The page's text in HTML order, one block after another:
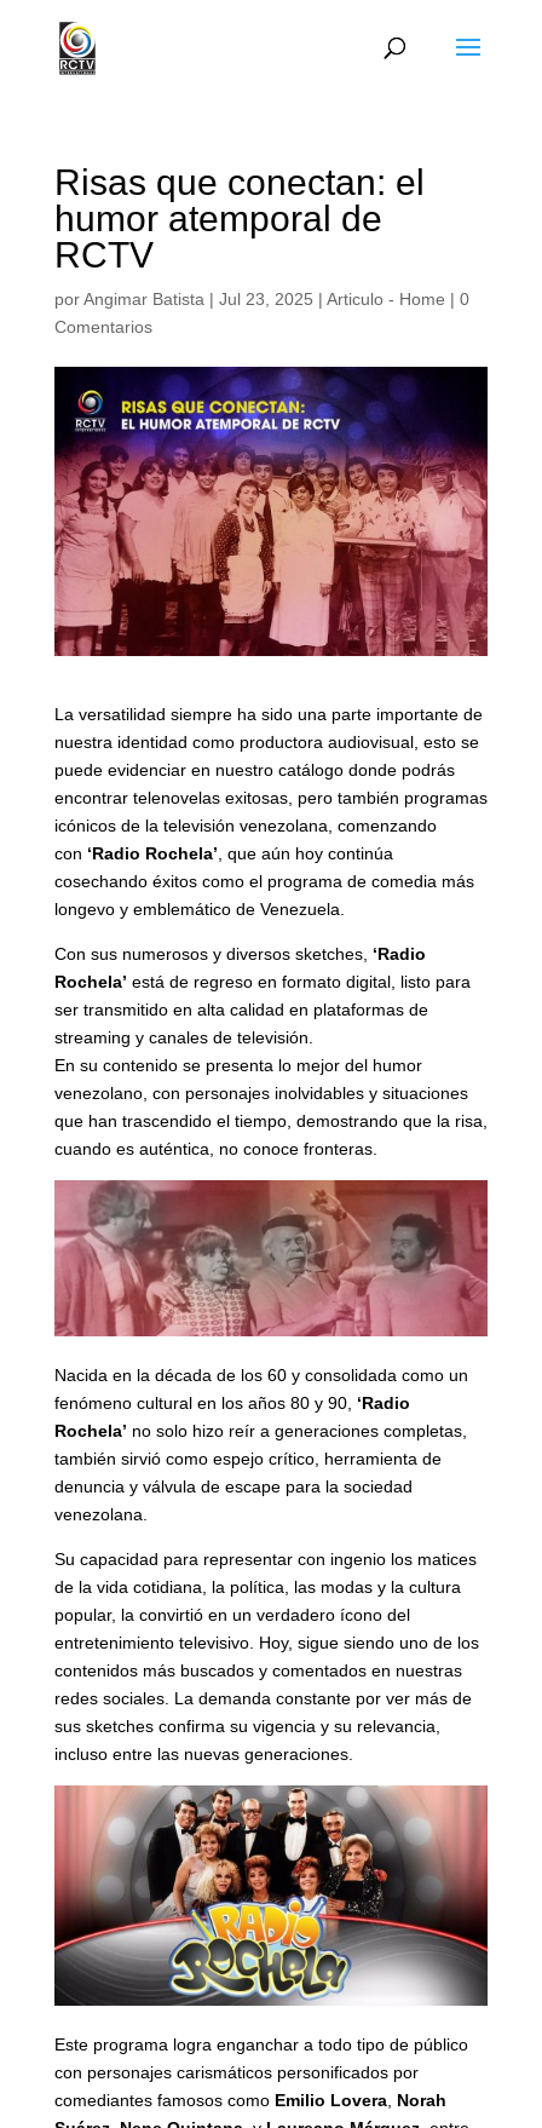
Risas que conectan: el
humor atemporal de
RCTV
porAngimar Batista | Jul 23, 2025 | Articulo - Home | 0
Comentarios
La versatilidad siempre ha sido una parte importante de
nuestra identidad como productora audiovisual, esto se
puede evidenciar en nuestro catálogo donde podrás
encontrar telenovelas exitosas, pero también programas
icónicos de la televisión venezolana, comenzando
con ‘Radio Rochela’ , que aún hoy continúa
cosechando éxitos como el programa de comedia más
longevo y emblemático de Venezuela.
Con sus numerosos y diversos sketches, ‘Radio
Rochela’ está de regreso en formato digital, listo para
ser transmitido en alta calidad en plataformas de
streaming y canales de televisión.
En su contenido se presenta lo mejor del humor
venezolano, con personajes inolvidables y situaciones
que han trascendido el tiempo, demostrando que la risa,
cuando es auténtica, no conoce fronteras.
Nacida en la década de los 60 y consolidada como un
fenómeno cultural en los años 80 y 90, ‘Radio
Rochela’ no solo hizo reír a generaciones completas,
también sirvió como espejo crítico, herramienta de
denuncia y válvula de escape para la sociedad
venezolana.
Su capacidad para representar con ingenio los matices
de la vida cotidiana, la política, las modas y la cultura
popular, la convirtió en un verdadero ícono del
entretenimiento televisivo. Hoy, sigue siendo uno de los
contenidos más buscados y comentados en nuestras
redes sociales. La demanda constante por ver más de
sus sketches confirma su vigencia y su relevancia,
incluso entre las nuevas generaciones.
Este programa logra enganchar a todo tipo de público
con personajes carismáticos personificados por
comediantes famosos comoEmilio Lovera, Norah